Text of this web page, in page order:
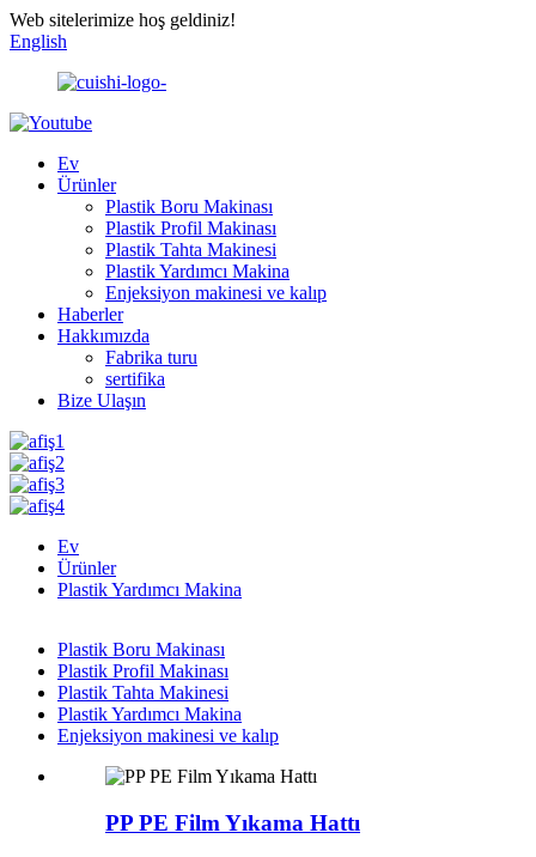
Web sitelerimize hoş geldiniz!
English
Ev
Ürünler
Plastik Boru Makinası
Plastik Profil Makinası
Plastik Tahta Makinesi
Plastik Yardımcı Makina
Enjeksiyon makinesi ve kalıp
Haberler
Hakkımızda
Fabrika turu
sertifika
Bize Ulaşın
Ev
Ürünler
Plastik Yardımcı Makina
Plastik Boru Makinası
Plastik Profil Makinası
Plastik Tahta Makinesi
Plastik Yardımcı Makina
Enjeksiyon makinesi ve kalıp
PP PE Film Yıkama Hattı